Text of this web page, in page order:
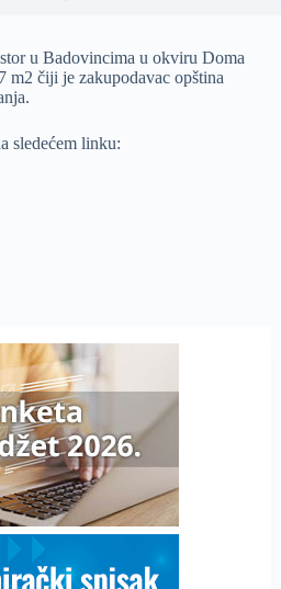
u Badovincima u okviru Doma
m2 čiji je zakupodavac opština
sledećem linku: